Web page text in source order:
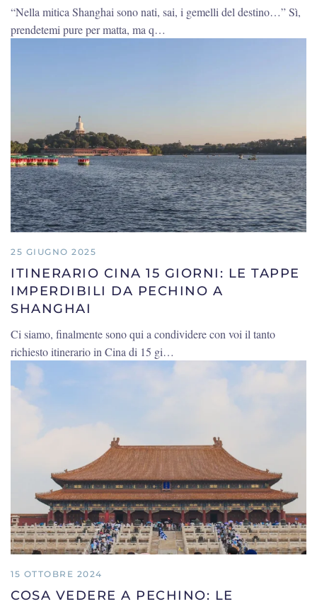
“Nella mitica Shanghai sono nati, sai, i gemelli del destino…” Sì,
prendetemi pure per matta, ma q…
25 GIUGNO 2025
ITINERARIO CINA 15 GIORNI: LE TAPPE
IMPERDIBILI DA PECHINO A
SHANGHAI
Ci siamo, finalmente sono qui a condividere con voi il tanto
richiesto itinerario in Cina di 15 gi…
15 OTTOBRE 2024
COSA VEDERE A PECHINO: LE